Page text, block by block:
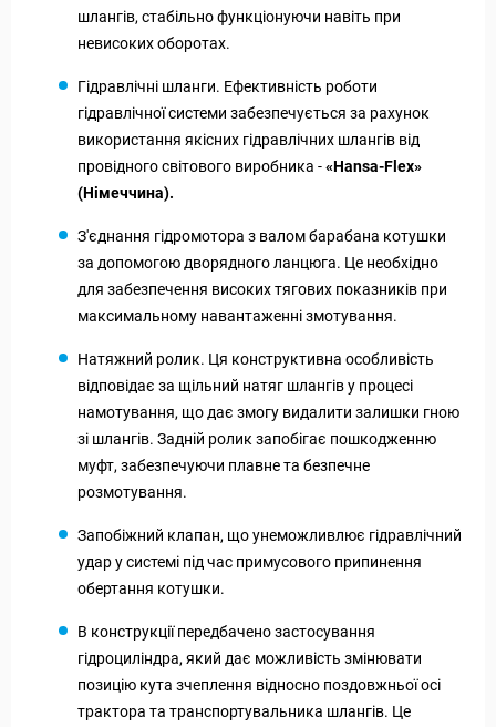
шлангів, стабільно функціонуючи навіть при
невисоких оборотах.
Гідравлічні шланги. Ефективність роботи
гідравлічної системи забезпечується за рахунок
використання якісних гідравлічних шлангів від
провідного світового виробника -«Hansa-Flex»
(Німеччина).
З'єднання гідромотора з валом барабана котушки
за допомогою дворядного ланцюга. Це необхідно
для забезпечення високих тягових показників при
максимальному навантаженні змотування.
Натяжний ролик. Ця конструктивна особливість
відповідає за щільний натяг шлангів у процесі
намотування, що дає змогу видалити залишки гною
зі шлангів. Задній ролик запобігає пошкодженню
муфт, забезпечуючи плавне та безпечне
розмотування.
Запобіжний клапан, що унеможливлює гідравлічний
удар у системі під час примусового припинення
обертання котушки.
В конструкції передбачено застосування
гідроциліндра, який дає можливість змінювати
позицію кута зчеплення відносно поздовжньої осі
трактора та транспортувальника шлангів. Це